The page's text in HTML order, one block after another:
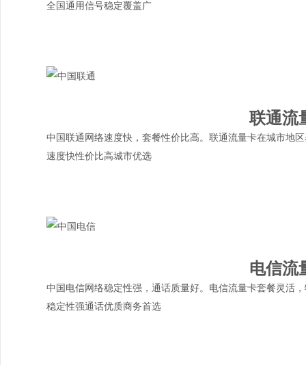
全国通用信号稳定覆盖广
联通流
中国联通网络速度快，套餐性价比高。联通流量卡在城市地
速度快性价比高城市优选
电信流
中国电信网络稳定性强，通话质量好。电信流量卡套餐灵活
稳定性强通话优质商务首选